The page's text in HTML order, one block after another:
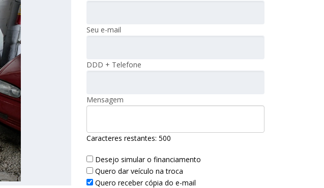
Seu e-mail
DDD + Telefone
Mensagem
Caracteres restantes: 500
Desejo simular o financiamento
Quero dar veículo na troca
Quero receber cópia do e-mail